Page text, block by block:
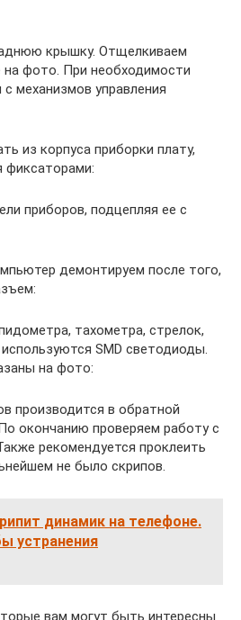
крышку. Отщелкиваем
фото. При необходимости
механизмов управления
из корпуса приборки плату,
фиксаторами:
приборов, подцепляя ее с
демонтируем после того,
тахометра, стрелок,
SMD светодиоды.
на фото:
производится в обратной
окончанию проверяем работу с
рекомендуется проклеить
не было скрипов.
динамик на телефоне.
устранения
вам могут быть интересны